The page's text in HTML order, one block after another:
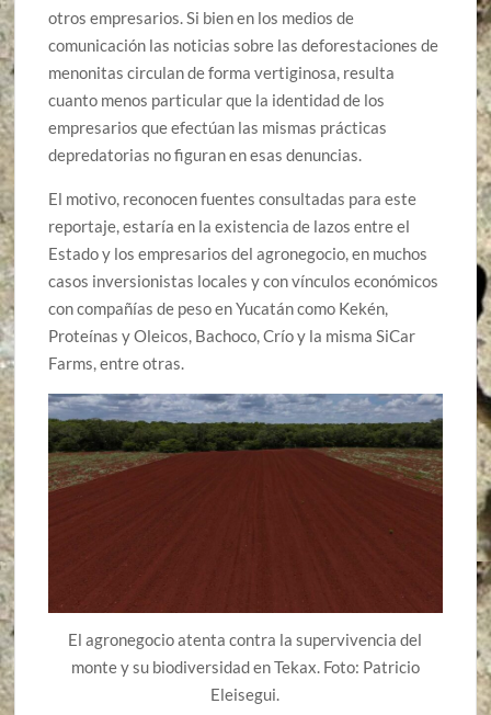
otros empresarios. Si bien en los medios de
comunicación las noticias sobre las deforestaciones de
menonitas circulan de forma vertiginosa, resulta
cuanto menos particular que la identidad de los
empresarios que efectúan las mismas prácticas
depredatorias no figuran en esas denuncias.
El motivo, reconocen fuentes consultadas para este
reportaje, estaría en la existencia de lazos entre el
Estado y los empresarios del agronegocio, en muchos
casos inversionistas locales y con vínculos económicos
con compañías de peso en Yucatán como Kekén,
Proteínas y Oleicos, Bachoco, Crío y la misma SiCar
Farms, entre otras.
El agronegocio atenta contra la supervivencia del
monte y su biodiversidad en Tekax. Foto: Patricio
Eleisegui.